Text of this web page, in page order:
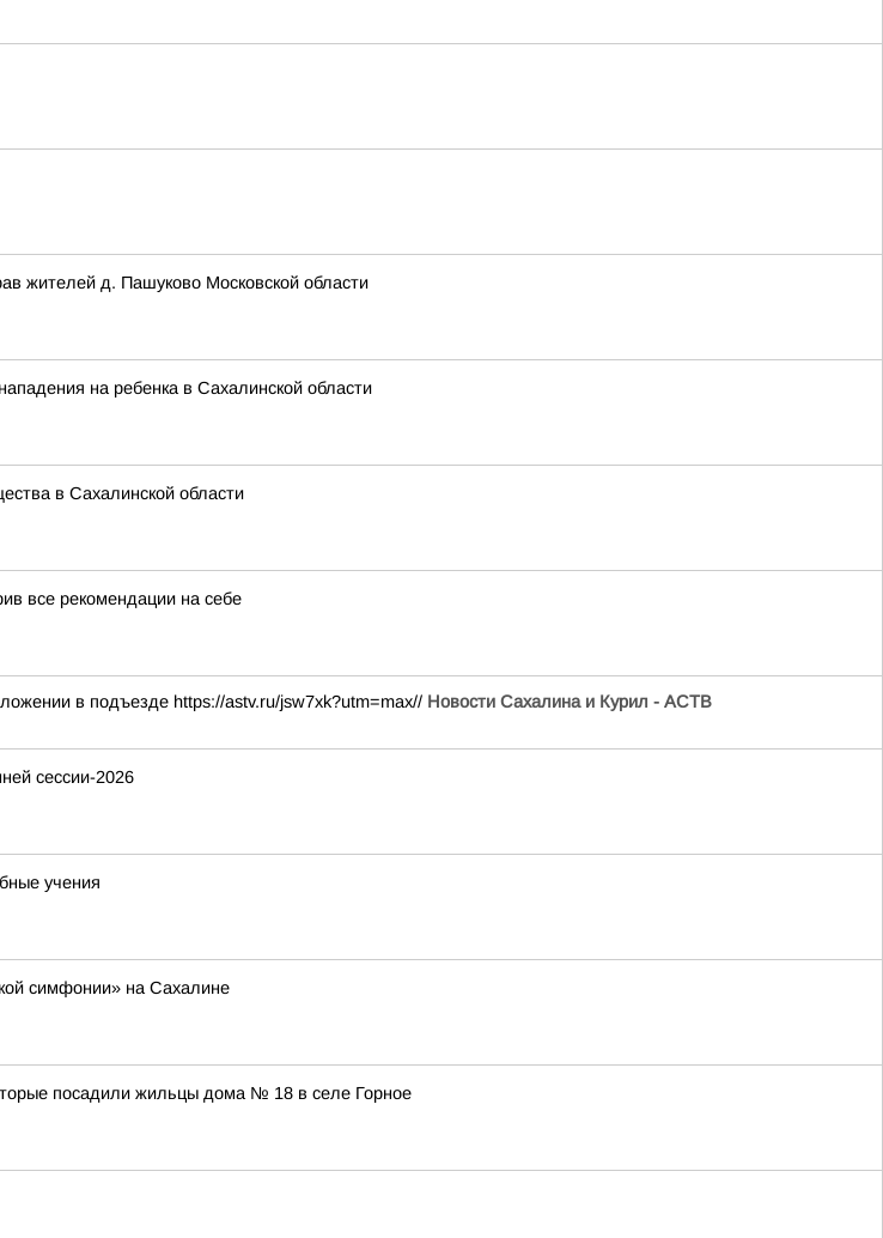
жителей д. Пашуково Московской области
на ребенка в Сахалинской области
в Сахалинской области
все рекомендации на себе
в подъезде https://astv.ru/jsw7xk?utm=max// Новости Сахалина и Курил - АСТВ
сессии-2026
учения
симфонии» на Сахалине
посадили жильцы дома № 18 в селе Горное